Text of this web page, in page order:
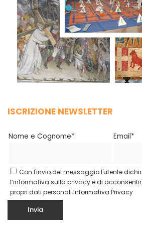
ISCRIZIONE NEWSLETTER
Nome e Cognome* Email*
Con l'invio del messaggio l'utente
l’informativa sulla privacy e di
propri dati personali.Informativa Privacy